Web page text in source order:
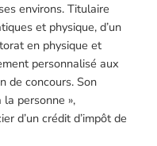
environs. Titulaire
et physique, d’un
en physique et
personnalisé aux
de concours. Son
personne »,
d’un crédit d’impôt de